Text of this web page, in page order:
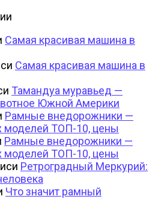
Самая красивая машина в
Самая красивая машина в
Тамандуа муравьед —
Южной Америки
Рамные внедорожники —
моделей ТОП-10, цены
Рамные внедорожники —
моделей ТОП-10, цены
Ретроградный Меркурий:
Что значит рамный